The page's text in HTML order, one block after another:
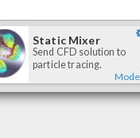
Static Mixer
Send CFD solution to
particle tracing.